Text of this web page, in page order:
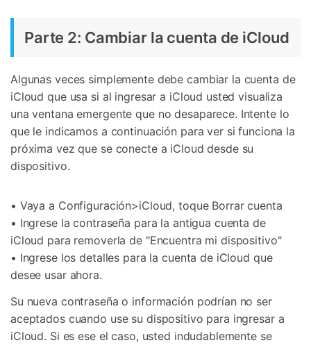
Parte 2: Cambiar la cuenta de iCloud
Algunas veces simplemente debe cambiar la cuenta de
iCloud que usa si al ingresar a iCloud usted visualiza
una ventana emergente que no desaparece. Intente lo
que le indicamos a continuación para ver si funciona la
próxima vez que se conecte a iCloud desde su
dispositivo.
• Vaya a Configuración>iCloud, toque Borrar cuenta
• Ingrese la contraseña para la antigua cuenta de
iCloud para removerla de "Encuentra mi dispositivo"
• Ingrese los detalles para la cuenta de iCloud que
desee usar ahora.
Su nueva contraseña o información podrían no ser
aceptados cuando use su dispositivo para ingresar a
iCloud. Si es ese el caso, usted indudablemente se